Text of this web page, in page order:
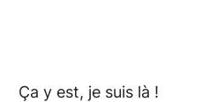
Ça y est, je suis là !